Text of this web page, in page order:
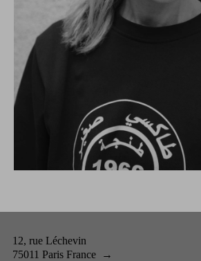
12, rue Léchevin
75011 Paris France →